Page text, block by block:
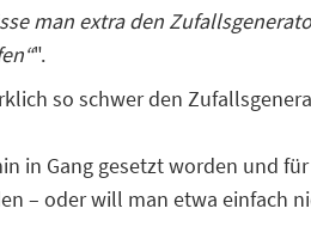
man extra den
".
so schwer den
in Gang gesetzt worden und
– oder will man etwa einfach